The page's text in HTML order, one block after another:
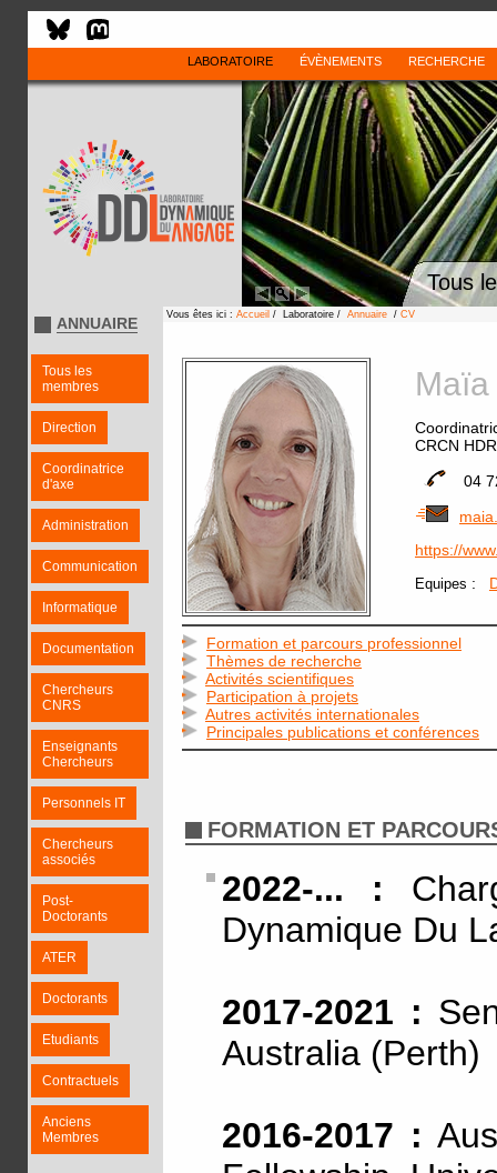
LABORATOIRE ÉVÈNEMENTS RECHERCHE
Tous
ANNUAIRE
Tous les
membres
Direction
Coordinatrice
d'axe
Administration
Communication
Informatique
Documentation
Chercheurs
CNRS
Enseignants
Chercheurs
Personnels IT
Chercheurs
associés
Post-
Doctorants
ATER
Doctorants
Etudiants
Contractuels
Anciens
Membres
Vous êtes ici : Accueil / Laboratoire / Annuaire / CV
CRCN
04
https://
Equipes :
Formation et parcours professionnel
Thèmes de recherche
Activités scientifiques
Participation à projets
Autres activités internationales
Principales publications et conférences
FORMATION ET
2022-... :
Dynamique Du
2017-2021 :
Australia (Perth)
2016-2017 :